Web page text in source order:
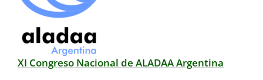
XI Congreso Nacional de ALADAA Argentina